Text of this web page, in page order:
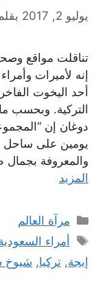
يوليو 2, 2017
تناقلت مواقع
إنه لأميرات
أحد اليخوت
التركية. وبحسب
يومين على ساحل
والمعروفة بجمال
المزيد
التصنيفات
مرآة العالم
الوسوم
أمراء
إيجة, تركيا, شيوخ